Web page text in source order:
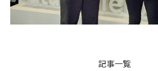
記事一覧